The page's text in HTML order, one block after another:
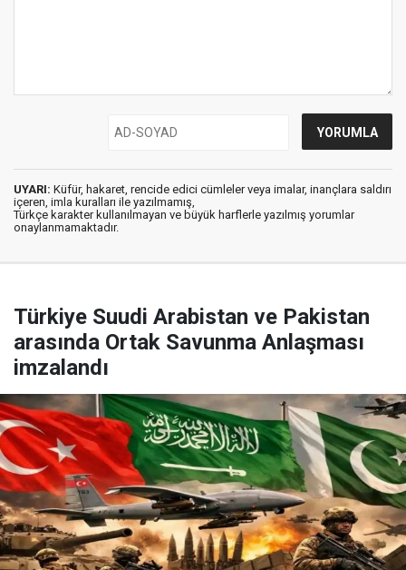
UYARI: Küfür, hakaret, rencide edici cümleler veya imalar, inançlara saldırı
içeren, imla kuralları ile yazılmamış,
Türkçe karakter kullanılmayan ve büyük harflerle yazılmış yorumlar
onaylanmamaktadır.
Türkiye Suudi Arabistan ve Pakistan
arasında Ortak Savunma Anlaşması
imzalandı